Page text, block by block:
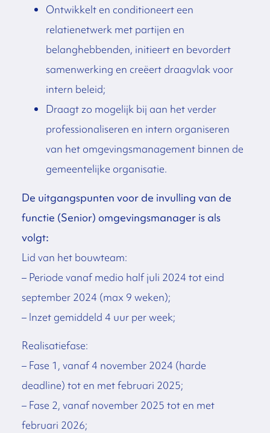
Ontwikkelt en conditioneert een
relatienetwerk met partijen en
belanghebbenden, initieert en bevordert
samenwerking en creëert draagvlak voor
intern beleid;
Draagt zo mogelijk bij aan het verder
professionaliseren en intern organiseren
van het omgevingsmanagement binnen de
gemeentelijke organisatie.
De uitgangspunten voor de invulling van de
functie (Senior) omgevingsmanager is als
volgt:
Lid van het bouwteam:
– Periode vanaf medio half juli 2024 tot eind
september 2024 (max 9 weken);
– Inzet gemiddeld 4 uur per week;
Realisatiefase:
– Fase 1, vanaf 4 november 2024 (harde
deadline) tot en met februari 2025;
– Fase 2, vanaf november 2025 tot en met
februari 2026;